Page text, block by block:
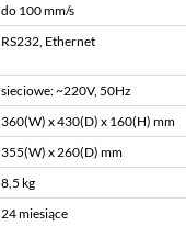
do 100 mm/s
RS232, Ethernet
sieciowe: ~220V, 50Hz
360(W) x 430(D) x 160(H) mm
355(W) x 260(D) mm
8,5 kg
24 miesiące